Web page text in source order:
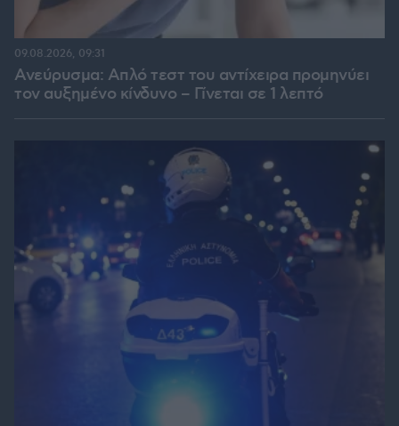
Ανεύρυσμα: Απλό τεστ του αντίχειρα προμηνύει
τον αυξημένο κίνδυνο – Γίνεται σε 1 λεπτό
09.08.2026, 09:31